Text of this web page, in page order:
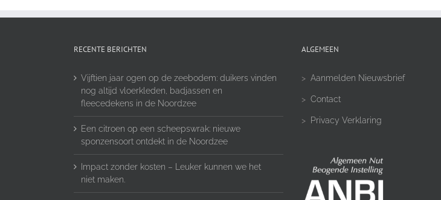
RECENTE BERICHTEN
Vijftien jaar ogen op de zeebodem: duikers vinden
nog altijd vloerkleden, badjassen en
fleecedekens in de Noordzee
Een citroen op een scheepswrak: nieuwe
sponzensoort ontdekt in de Noordzee
Impact zonder kosten – Leuker kunnen we het
niet maken.
ALGEMEEN
> Aanmelden Nieuwsbrief
> Contact
> Privacy Verklaring